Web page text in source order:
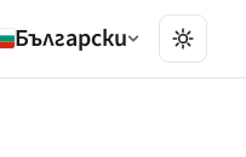
Български